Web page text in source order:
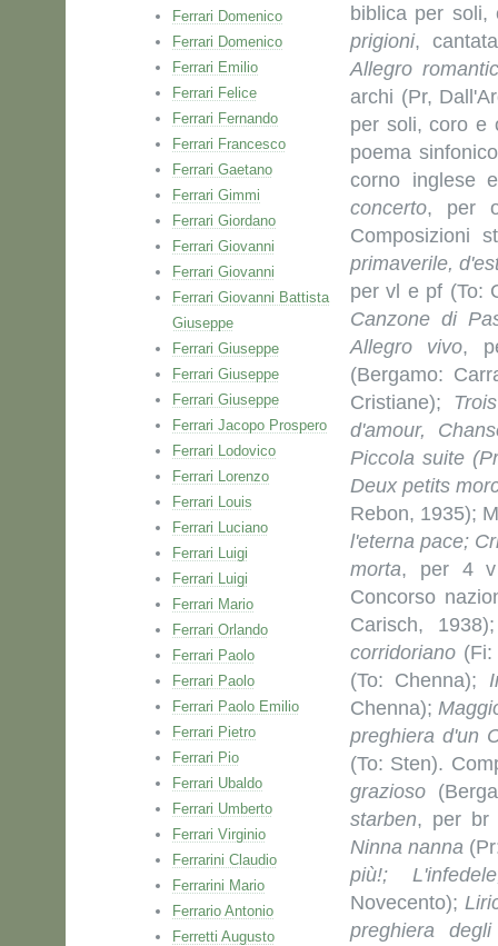
Ferrari Domenico
Ferrari Domenico
Ferrari Emilio
Ferrari Felice
Ferrari Fernando
Ferrari Francesco
Ferrari Gaetano
Ferrari Gimmi
Ferrari Giordano
Ferrari Giovanni
Ferrari Giovanni
Ferrari Giovanni Battista
Giuseppe
Ferrari Giuseppe
Ferrari Giuseppe
Ferrari Giuseppe
Ferrari Jacopo Prospero
Ferrari Lodovico
Ferrari Lorenzo
Ferrari Louis
Ferrari Luciano
Ferrari Luigi
Ferrari Luigi
Ferrari Mario
Ferrari Orlando
Ferrari Paolo
Ferrari Paolo
Ferrari Paolo Emilio
Ferrari Pietro
Ferrari Pio
Ferrari Ubaldo
Ferrari Umberto
Ferrari Virginio
Ferrarini Claudio
Ferrarini Mario
Ferrario Antonio
Ferretti Augusto
biblica per
prigioni,
Allegro
archi (Pr,
per soli, coro e
poema
corno inglese
concerto, per
Composizioni
primaverile,
per vl e pf (To:
Canzone di
Allegro vivo,
(Bergamo:
Cristiane);
d'amour,
Piccola suite
Deux petits
Rebon, 1935);
l'eterna pace;
morta, per 4
Concorso
Carisch,
corridoriano
(To: Chenna);
Chenna);
preghiera d'un
(To: Sten).
grazioso
starben, per br
Ninna nanna
più!;
Novecento);
preghiera